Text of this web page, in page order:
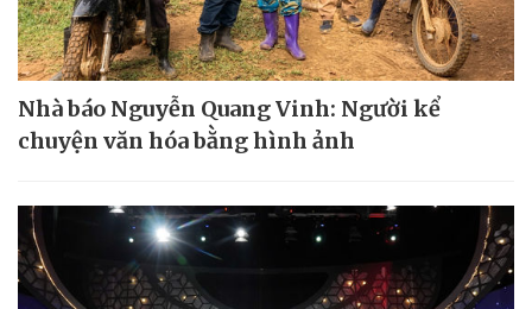
Nhà báo Nguyễn Quang Vinh: Người kể
chuyện văn hóa bằng hình ảnh